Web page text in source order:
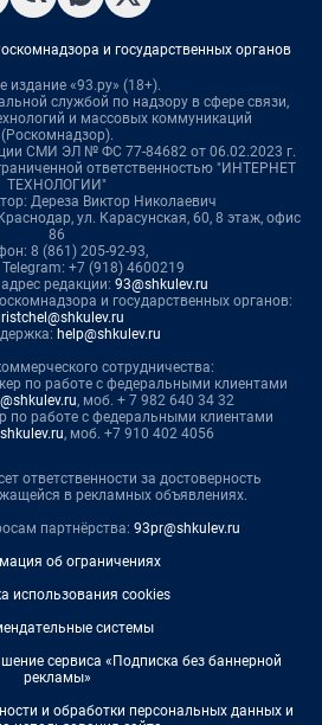
и государственных органов
издание «93.ру» (18+).
службой по надзору в сфере связи,
и массовых коммуникаций
(Роскомнадзор).
СМИ ЭЛ № ФС 77-84682 от 06.02.2023 г.
ответственностью "ИНТЕРНЕТ
ТЕХНОЛОГИИ"
Дереза Виктор Николаевич
ул. Карасунская, 60, 8 этаж, офис
86
8 (861) 205-92-93,
+7 (918) 4600219
редакции: 93@shkulev.ru
и государственных органов:
help@shkulev.ru
сотрудничества:
по работе с федеральными клиентами
, моб. + 7 982 640 34 32
по работе с федеральными клиентами
, моб. +7 910 402 4056
ответственности за достоверность
в рекламных объявлениях.
партнёрства: 93pr@shkulev.ru
об ограничениях
использования cookies
системы
сервиса «Подписка без баннерной
рекламы»
и обработки персональных данных и